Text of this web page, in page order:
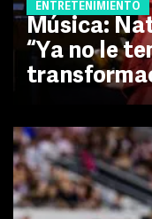
ENTRETENIMIENTO
Música:
“Ya no le